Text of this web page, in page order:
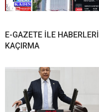
E-GAZETE İLE HABERLERİ
KAÇIRMA